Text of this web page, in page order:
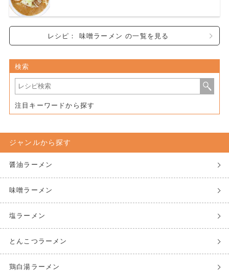
レシピ： 味噌ラーメン の一覧を見る
検索
注目キーワードから探す
ジャンルから探す
醤油ラーメン
味噌ラーメン
塩ラーメン
とんこつラーメン
鶏白湯ラーメン